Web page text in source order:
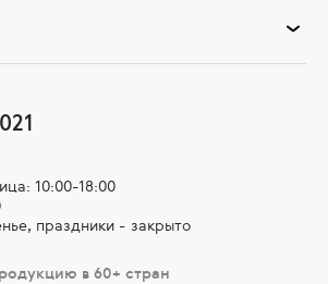
10:00-18:00
праздники - закрыто
в 60+ стран